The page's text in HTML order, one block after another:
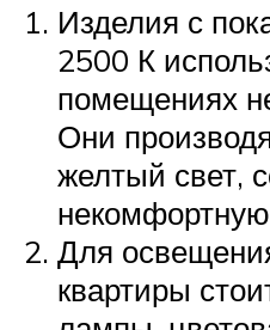
Изделия с
2500 К
помещениях
Они
желтый свет,
Для
квартиры